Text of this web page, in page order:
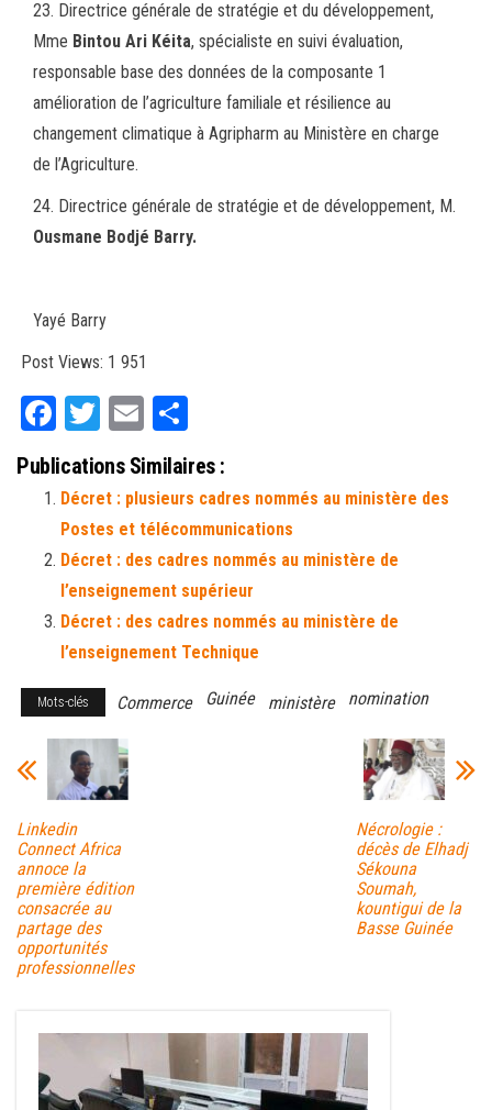
23. Directrice générale de stratégie et du développement,
Mme Bintou Ari Kéita, spécialiste en suivi évaluation,
responsable base des données de la composante 1
amélioration de l’agriculture familiale et résilience au
changement climatique à Agripharm au Ministère en charge
de l’Agriculture.
24. Directrice générale de stratégie et de développement, M.
Ousmane Bodjé Barry.
Yayé Barry
Post Views: 1 951
Fa
ce
bo
ok
T
tt
er
E
m
ail ag
er
Publications Similaires :
Décret : plusieurs cadres nommés au ministère des
Postes et télécommunications
Décret : des cadres nommés au ministère de
l’enseignement supérieur
Décret : des cadres nommés au ministère de
l’enseignement Technique
Mots-clés Commerce Guinée ministère nomination
Linkedin
Connect Africa
annoce la
première édition
consacrée au
partage des
opportunités
professionnelles
Nécrologie :
décès de Elhadj
Sékouna
Soumah,
kountigui de la
Basse Guinée